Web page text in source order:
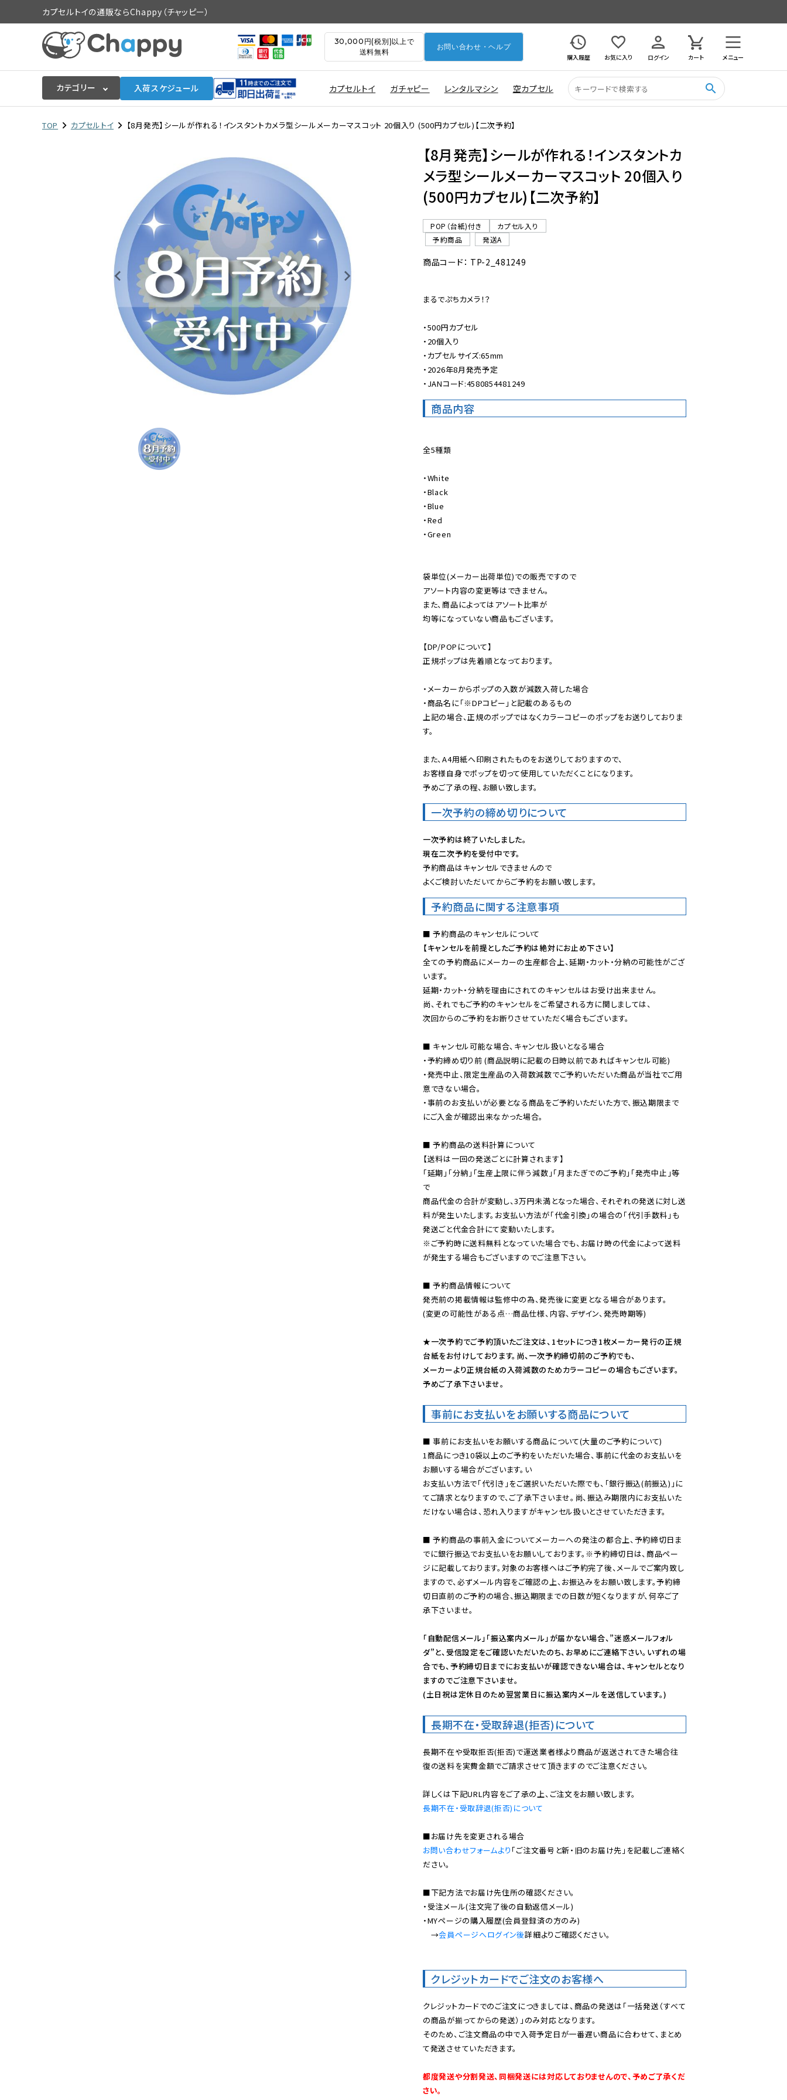
カプセルトイの通販ならChappy（チャッピー）
30,000円(税別)以上で
送料無料
お問い合わせ・ヘルプ
購入履歴
お気に入り ログイン カート メニュー
カテゴリー 入荷スケジュール カプセルトイ ガチャピー レンタルマシン 空カプセル search
ログイン 会員登録
TOP カプセルトイ 【8月発売】シールが作れる！インスタントカメラ型シールメーカーマスコット 20個入り (500円カプセル)【二次予約】
【8月発売】シールが作れる！インスタントカ
メラ型シールメーカーマスコット 20個入り
(500円カプセル)【二次予約】
POP（台紙)付き
カプセル入り
予約商品
発送A
商品コード： TP-2_481249
まるでぷちカメラ！？
・500円カプセル
・20個入り
・カプセルサイズ:65mm
・2026年8月発売予定
・JANコード:4580854481249
商品内容
全5種類
・White
・Black
・Blue
・Red
・Green
袋単位(メーカー出荷単位)での販売ですので
アソート内容の変更等はできません。
また、商品によってはアソート比率が
均等になっていない商品もございます。
【DP/POPについて】
正規ポップは先着順となっております。
・メーカーからポップの入数が減数入荷した場合
・商品名に「※DPコピー」と記載のあるもの
上記の場合、正規のポップではなくカラーコピーのポップをお送りしておりま
す。
また、A4用紙へ印刷されたものをお送りしておりますので、
お客様自身でポップを切って使用していただくことになります。
予めご了承の程、お願い致します。
一次予約の締め切りについて
一次予約は終了いたしました。
現在二次予約を受付中です。
予約商品はキャンセルできませんので
よくご検討いただいてからご予約をお願い致します。
予約商品に関する注意事項
【キャンセルを前提としたご予約は絶対にお止め下さい】
全ての予約商品にメーカーの生産都合上、延期・カット・分納の可能性がござ
います。
延期・カット・分納を理由にされてのキャンセルはお受け出来ません。
尚、それでもご予約のキャンセルをご希望される方に関しましては、
次回からのご予約をお断りさせていただく場合もございます。
■ キャンセル可能な場合、キャンセル扱いとなる場合
・予約締め切り前 (商品説明に記載の日時以前であればキャンセル可能)
・発売中止、限定生産品の入荷数減数でご予約いただいた商品が当社でご用
意できない場合。
・事前のお支払いが必要となる商品をご予約いただいた方で、振込期限まで
にご入金が確認出来なかった場合。
■ 予約商品の送料計算について
【送料は一回の発送ごとに計算されます】
「延期」「分納」「生産上限に伴う減数」「月またぎでのご予約」「発売中止」等
で
商品代金の合計が変動し、3万円未満となった場合、それぞれの発送に対し送
料が発生いたします。お支払い方法が「代金引換」の場合の「代引手数料」も
※ご予約時に送料無料となっていた場合でも、お届け時の代金によって送料
が発生する場合もございますのでご注意下さい。
■ 予約商品情報について
発売前の掲載情報は監修中の為、発売後に変更となる場合があります。
(変更の可能性がある点…商品仕様、内容、デザイン、発売時期等)
★一次予約でご予約頂いたご注文は、1セットにつき1枚メーカー発行の正規
台紙をお付けしております。尚、一次予約締切前のご予約でも、
メーカーより正規台紙の入荷減数のためカラーコピーの場合もございます。
予めご了承下さいませ。
事前にお支払いをお願いする商品について
■ 事前にお支払いをお願いする商品について(大量のご予約について)
1商品につき10袋以上のご予約をいただいた場合、事前に代金のお支払いを
お願いする場合がございます。い
お支払い方法で「代引き」をご選択いただいた際でも、「銀行振込(前振込)」に
てご請求となりますので、ご了承下さいませ。尚、振込み期限内にお支払いた
だけない場合は、恐れ入りますがキャンセル扱いとさせていただきます。
■ 予約商品の事前入金についてメーカーへの発注の都合上、予約締切日ま
でに銀行振込でお支払いをお願いしております。※予約締切日は、商品ペー
ジに記載しております。対象のお客様へはご予約完了後、メールでご案内致し
ますので、必ずメール内容をご確認の上、お振込みをお願い致します。予約締
切日直前のご予約の場合、振込期限までの日数が短くなりますが、何卒ご了
承下さいませ。
「自動配信メール」「振込案内メール」が届かない場合、”迷惑メールフォル
ダ”と、受信設定をご確認いただいたのち、お早めにご連絡下さい。いずれの場
合でも、予約締切日までにお支払いが確認できない場合は、キャンセルとなり
ますのでご注意下さいませ。
(土日祝は定休日のため翌営業日に振込案内メールを送信しています。)
長期不在・受取辞退(拒否)について
長期不在や受取拒否(拒否)で運送業者様より商品が返送されてきた場合往
復の送料を実費金額でご請求させて頂きますのでご注意ください。
長期不在・受取辞退(拒否)について
お問い合わせフォームより 「ご注文番号と新・旧のお届け先」を記載しご連絡く
ださい。
■下記方法でお届け先住所の確認ください。
・受注メール(注文完了後の自動返信メール)
・MYページの購入履歴(会員登録済の方のみ)
→会員ページへログイン後詳細よりご確認ください。
クレジットカードでご注文のお客様へ
クレジットカードでのご注文につきましては、商品の発送は「一括発送（すべて
の商品が揃ってからの発送）」のみ対応となります。
そのため、ご注文商品の中で入荷予定日が一番遅い商品に合わせて、まとめ
て発送させていただきます。
都度発送や分割発送、同梱発送には対応しておりませんので、予めご了承くだ
さい。